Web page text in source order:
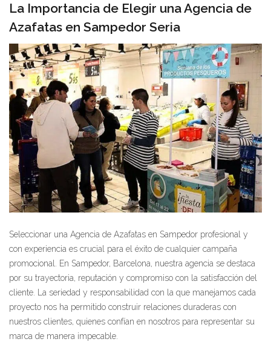
La Importancia de Elegir una Agencia de
Azafatas en Sampedor Seria
Seleccionar una Agencia de Azafatas en Sampedor profesional y
con experiencia es crucial para el éxito de cualquier campaña
promocional. En Sampedor, Barcelona, nuestra agencia se destaca
por su trayectoria, reputación y compromiso con la satisfacción del
cliente. La seriedad y responsabilidad con la que manejamos cada
proyecto nos ha permitido construir relaciones duraderas con
nuestros clientes, quienes confían en nosotros para representar su
marca de manera impecable.